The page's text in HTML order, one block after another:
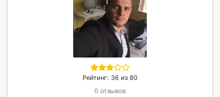
Рейтинг: 36 из 80
0 отзывов